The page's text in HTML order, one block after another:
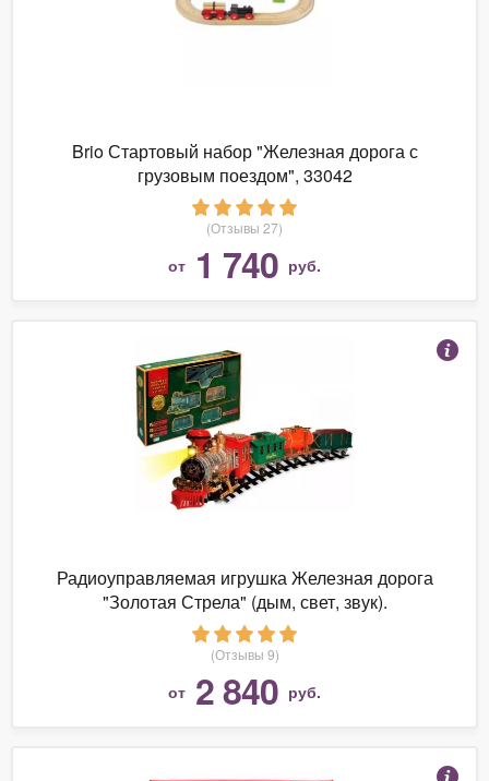
Brio Стартовый набор "Железная дорога с
грузовым поездом", 33042
(Отзывы 27)
от 1 740 руб.
Радиоуправляемая игрушка Железная дорога
"Золотая Стрела" (дым, свет, звук).
(Отзывы 9)
от 2 840 руб.